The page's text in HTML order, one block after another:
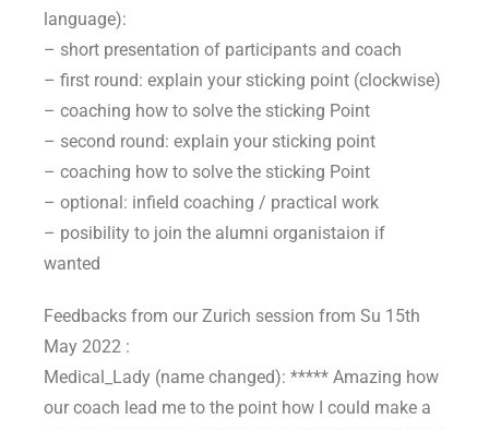
language):
– short presentation of participants and coach
– first round: explain your sticking point (clockwise)
– coaching how to solve the sticking Point
– second round: explain your sticking point
– coaching how to solve the sticking Point
– optional: infield coaching / practical work
– posibility to join the alumni organistaion if
wanted
Feedbacks from our Zurich session from Su 15th
May 2022 :
Medical_Lady (name changed): ***** Amazing how
our coach lead me to the point how I could make a